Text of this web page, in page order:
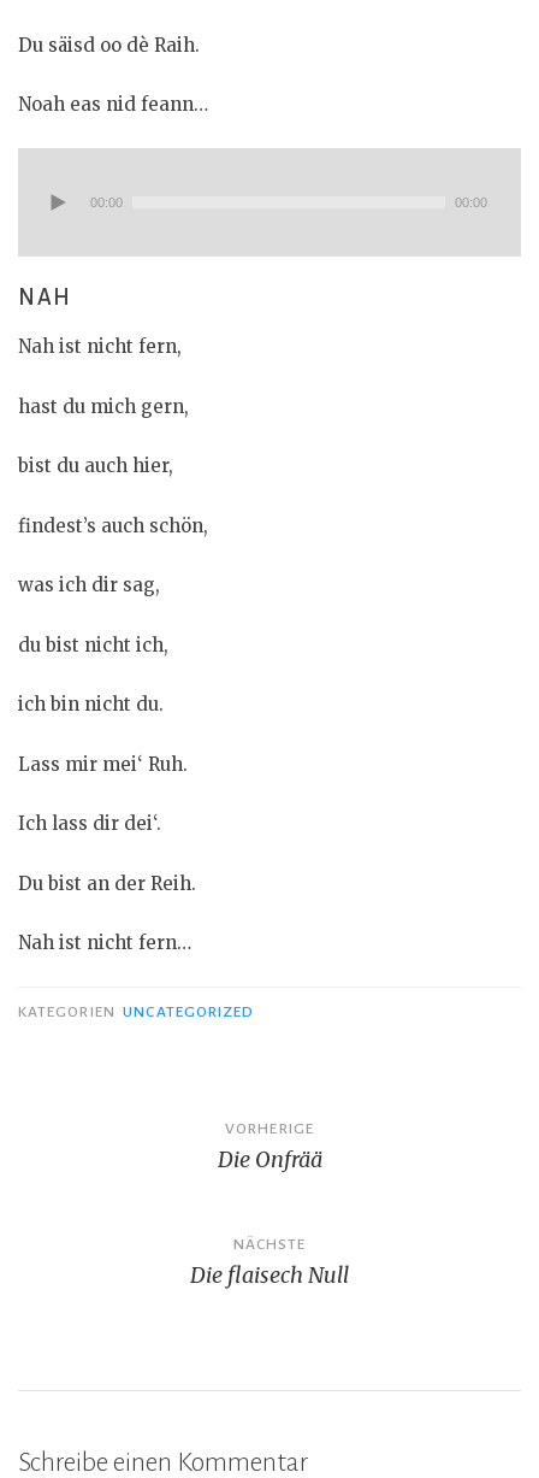
Du säisd oo dè Raih.
Noah eas nid feann…
Player
00:00 00:00
NAH
Nah ist nicht fern,
hast du mich gern,
bist du auch hier,
findest’s auch schön,
was ich dir sag,
du bist nicht ich,
ich bin nicht du.
Lass mir mei‘ Ruh.
Ich lass dir dei‘.
Du bist an der Reih.
Nah ist nicht fern…
KATEGORIEN UNCATEGORIZED
VORHERIGE
Die Onfrää
NÄCHSTE
Die flaisech Null
Schreibe einen Kommentar